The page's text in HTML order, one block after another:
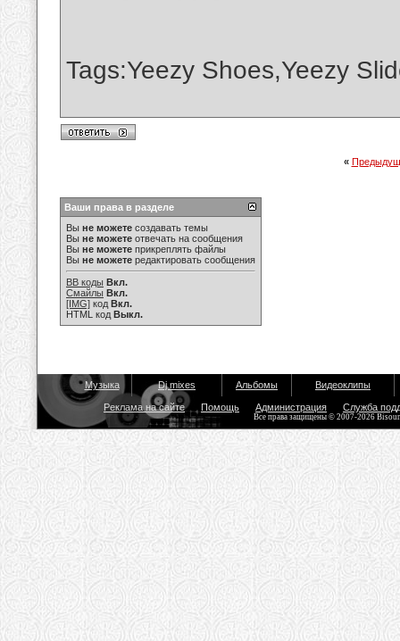
Tags:Yeezy Shoes,Yeezy
«
Ваши права в разделе
Вы не можете создавать темы
Вы не можете отвечать на сообщения
Вы не можете прикреплять файлы
Вы не можете редактировать сообщения
BB коды Вкл.
Смайлы Вкл.
[IMG] код Вкл.
HTML код Выкл.
Музыка Dj mixes Альбомы Видеоклипы
Реклама на сайте Помощь Администрация Служба
Все права защищены © 2007-2026